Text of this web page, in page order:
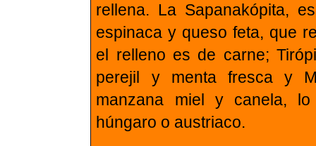
rellena. La Sapanakópita,
espinaca y queso feta, que
el relleno es de carne;
perejil y menta fresca y
manzana miel y canela,
húngaro o austriaco.